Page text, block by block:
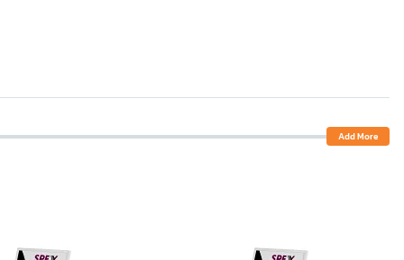
Add More